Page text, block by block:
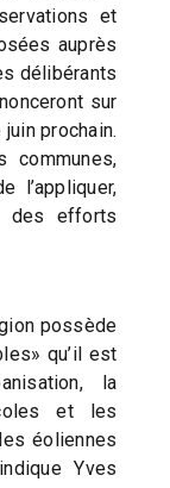
et
auprès
délibérants
sur
prochain.
communes,
l’appliquer,
des efforts
possède
qu’il est
la
et les
éoliennes
Yves